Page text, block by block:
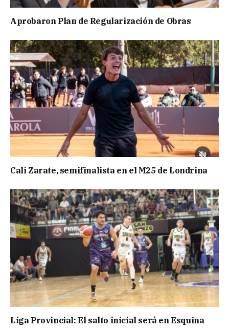
Aprobaron Plan de Regularización de Obras
Cali Zarate, semifinalista en el M25 de Londrina
Liga Provincial: El salto inicial será en Esquina